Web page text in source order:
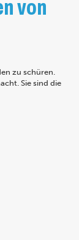
von
zu schüren.
Sie sind die